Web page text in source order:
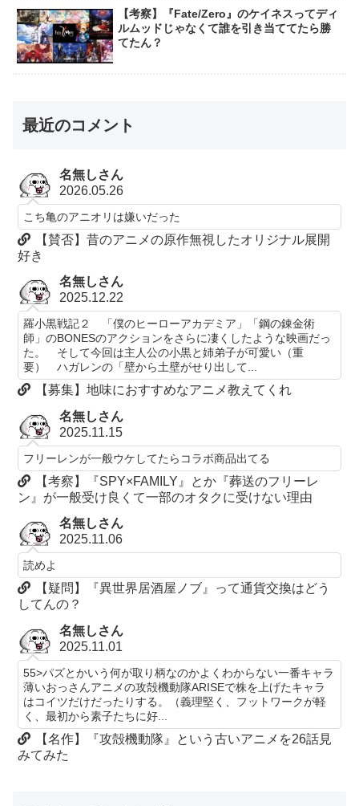
【考察】『Fate/Zero』のケイネスってディ
ルムッドじゃなくて誰を引き当ててたら勝
てたん？
最近のコメント
名無しさん
2026.05.26
こち亀のアニオリは嫌いだった
【賛否】昔のアニメの原作無視したオリジナル展開
好き
名無しさん
2025.12.22
羅小黒戦記２ 「僕のヒーローアカデミア」「鋼の錬金術
師」のBONESのアクションをさらに凄くしたような映画だっ
た。 そして今回は主人公の小黒と姉弟子が可愛い（重
要） ハガレンの「壁から土壁がせり出して...
【募集】地味におすすめなアニメ教えてくれ
名無しさん
2025.11.15
フリーレンが一般ウケしてたらコラボ商品出てる
【考察】『SPY×FAMILY』とか『葬送のフリーレ
ン』が一般受け良くて一部のオタクに受けない理由
名無しさん
2025.11.06
読めよ
【疑問】『異世界居酒屋ノブ』って通貨交換はどう
してんの？
名無しさん
2025.11.01
55>パズとかいう何が取り柄なのかよくわからない一番キャラ
薄いおっさんアニメの攻殻機動隊ARISEで株を上げたキャラ
はコイツだけだったりする。（義理堅く、フットワークが軽
く、最初から素子たちに好...
【名作】『攻殻機動隊』という古いアニメを26話見
みてみた